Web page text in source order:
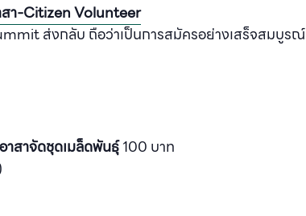
สา-Citizen Volunteer
ส่งกลับ ถือว่าเป็นการสมัครอย่างเสร็จสมบูรณ์
อาสาจัดชุดเมล็ดพันธุ์100 บาท